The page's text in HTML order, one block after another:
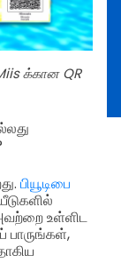
க்கான QR
பியூடிபை
உள்ளிட
பாருங்கள்,